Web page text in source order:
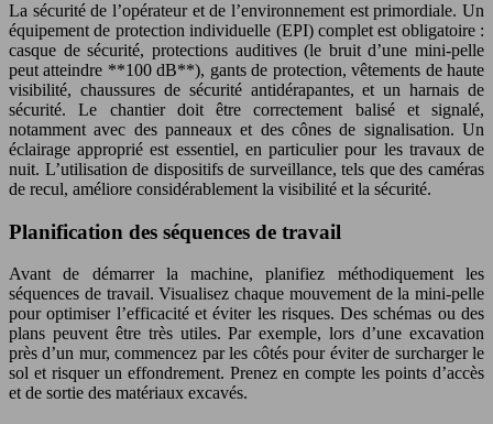
La sécurité de l’opérateur et de l’environnement est primordiale. Un
équipement de protection individuelle (EPI) complet est obligatoire :
casque de sécurité, protections auditives (le bruit d’une mini-pelle
peut atteindre **100 dB**), gants de protection, vêtements de haute
visibilité, chaussures de sécurité antidérapantes, et un harnais de
sécurité. Le chantier doit être correctement balisé et signalé,
notamment avec des panneaux et des cônes de signalisation. Un
éclairage approprié est essentiel, en particulier pour les travaux de
nuit. L’utilisation de dispositifs de surveillance, tels que des caméras
de recul, améliore considérablement la visibilité et la sécurité.
Planification des séquences de travail
Avant de démarrer la machine, planifiez méthodiquement les
séquences de travail. Visualisez chaque mouvement de la mini-pelle
pour optimiser l’efficacité et éviter les risques. Des schémas ou des
plans peuvent être très utiles. Par exemple, lors d’une excavation
près d’un mur, commencez par les côtés pour éviter de surcharger le
sol et risquer un effondrement. Prenez en compte les points d’accès
et de sortie des matériaux excavés.